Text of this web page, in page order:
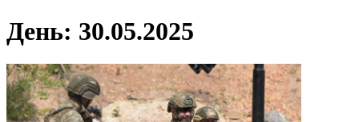
День: 30.05.2025